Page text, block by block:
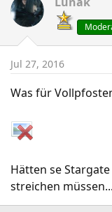
Jul 27, 2016
Was für
Hätten se
streichen müssen...